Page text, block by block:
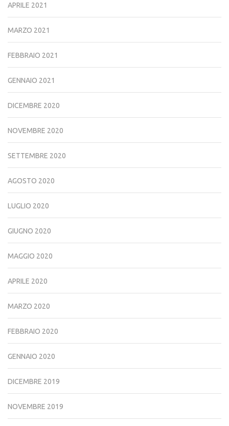
APRILE 2021
MARZO 2021
FEBBRAIO 2021
GENNAIO 2021
DICEMBRE 2020
NOVEMBRE 2020
SETTEMBRE 2020
AGOSTO 2020
LUGLIO 2020
GIUGNO 2020
MAGGIO 2020
APRILE 2020
MARZO 2020
FEBBRAIO 2020
GENNAIO 2020
DICEMBRE 2019
NOVEMBRE 2019